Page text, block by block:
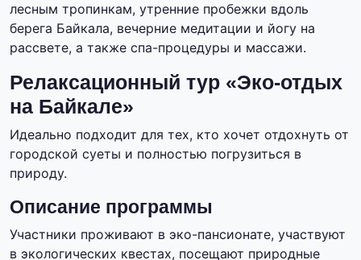
лесным тропинкам, утренние пробежки вдоль
берега Байкала, вечерние медитации и йогу на
рассвете, а также спа-процедуры и массажи.
Релаксационный тур «Эко-отдых
на Байкале»
Идеально подходит для тех, кто хочет отдохнуть от
городской суеты и полностью погрузиться в
природу.
Описание программы
Участники проживают в эко-пансионате, участвуют
в экологических квестах, посещают природные